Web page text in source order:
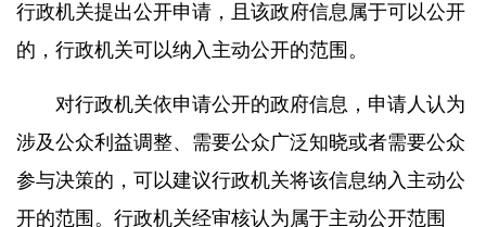
行政机关提出公开申请，且该政府信息属于可以公开
的，行政机关可以纳入主动公开的范围。
对行政机关依申请公开的政府信息，申请人认为
涉及公众利益调整、需要公众广泛知晓或者需要公众
参与决策的，可以建议行政机关将该信息纳入主动公
开的范围。行政机关经审核认为属于主动公开范围